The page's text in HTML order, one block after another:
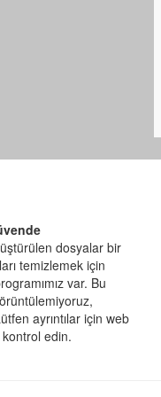
dosyalar bir
temizlemek için
var. Bu
ayrıntılar için web
kontrol edin.